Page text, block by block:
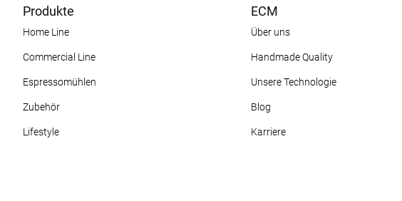
Produkte
Home Line
Commercial Line
Espressomühlen
Zubehör
Lifestyle
ECM
Über uns
Handmade Quality
Unsere Technologie
Blog
Karriere